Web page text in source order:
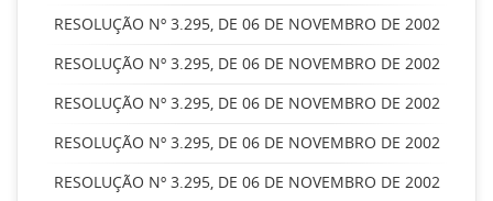
RESOLUÇÃO Nº 3.295, DE 06 DE NOVEMBRO DE 2002
RESOLUÇÃO Nº 3.295, DE 06 DE NOVEMBRO DE 2002
RESOLUÇÃO Nº 3.295, DE 06 DE NOVEMBRO DE 2002
RESOLUÇÃO Nº 3.295, DE 06 DE NOVEMBRO DE 2002
RESOLUÇÃO Nº 3.295, DE 06 DE NOVEMBRO DE 2002